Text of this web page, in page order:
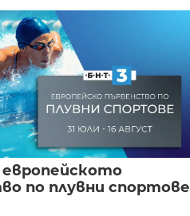
по плувни спортове